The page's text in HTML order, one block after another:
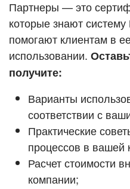
Смотреть
Партнеры — это
которые знают
помогают клиентам в
использовании.
получите:
Варианты
соответствии с
Практические
процессов в вашей
Расчет стоимости
компании;